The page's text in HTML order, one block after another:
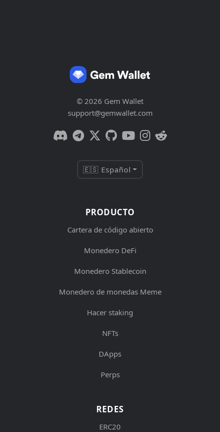
© 2026 Gem Wallet
support@gemwallet.com
🇪🇸 Español
PRODUCTO
Cartera de código abierto
Monedero DeFi
Monedero Stablecoin
Monedero de monedas Meme
Hacer staking
NFTs
DApps
Perps
REDES
ERC20